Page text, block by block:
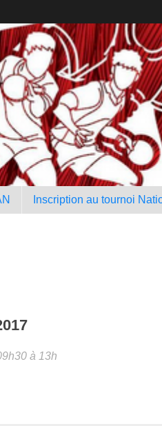
Inscription au tournoi
à 13h